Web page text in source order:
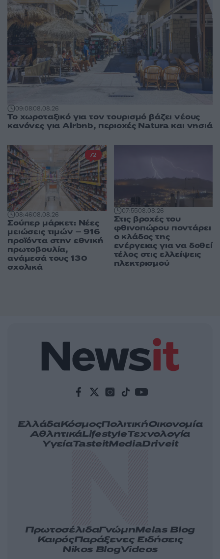
09:0808.08.26
Το χωροταξικό για τον τουρισμό βάζει νέους
κανόνες για Airbnb, περιοχές Natura και νησιά
08:4608.08.26
Σούπερ μάρκετ: Νέες
μειώσεις τιμών – 916
προϊόντα στην εθνική
πρωτοβουλία,
ανάμεσά τους 130
σχολικά
72
07:5508.08.26
Στις βροχές του
φθινοπώρου ποντάρει
ο κλάδος της
ενέργειας για να δοθεί
τέλος στις ελλείψεις
ηλεκτρισμού
ΕλλάδαΚόσμοςΠολιτικήΟικονομία
ΑθλητικάLifestyleΤεχνολογία
ΥγείαTasteitMediaDriveit
ΠρωτοσέλιδαΓνώμηMelas Blog
ΚαιρόςΠαράξενες Ειδήσεις
Nikos BlogVideos